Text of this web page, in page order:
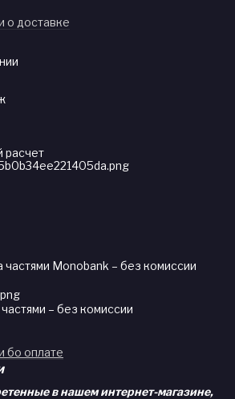
о доставке
расчет
частями Monobank – без комиссии
– без комиссии
бо оплате
в нашем интернет-магазине,